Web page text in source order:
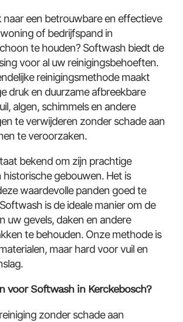
naar een betrouwbare en effectieve
of bedrijfspand in
te houden? Softwash biedt de
voor al uw reinigingsbehoeften.
reinigingsmethode maakt
druk en duurzame afbreekbare
algen, schimmels en andere
te verwijderen zonder schade aan
te veroorzaken.
bekend om zijn prachtige
gebouwen. Het is
waardevolle panden goed te
is de ideale manier om de
uw gevels, daken en andere
te behouden. Onze methode is
maar hard voor vuil en
voor Softwash in Kerckebosch?
zonder schade aan